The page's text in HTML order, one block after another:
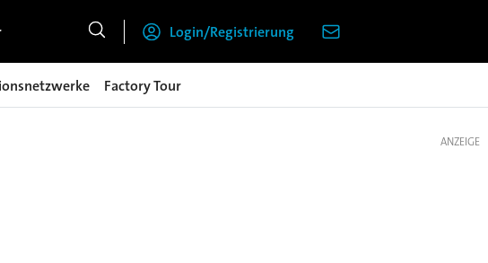
Login/Registrierung
Factory Tour
ANZEIGE